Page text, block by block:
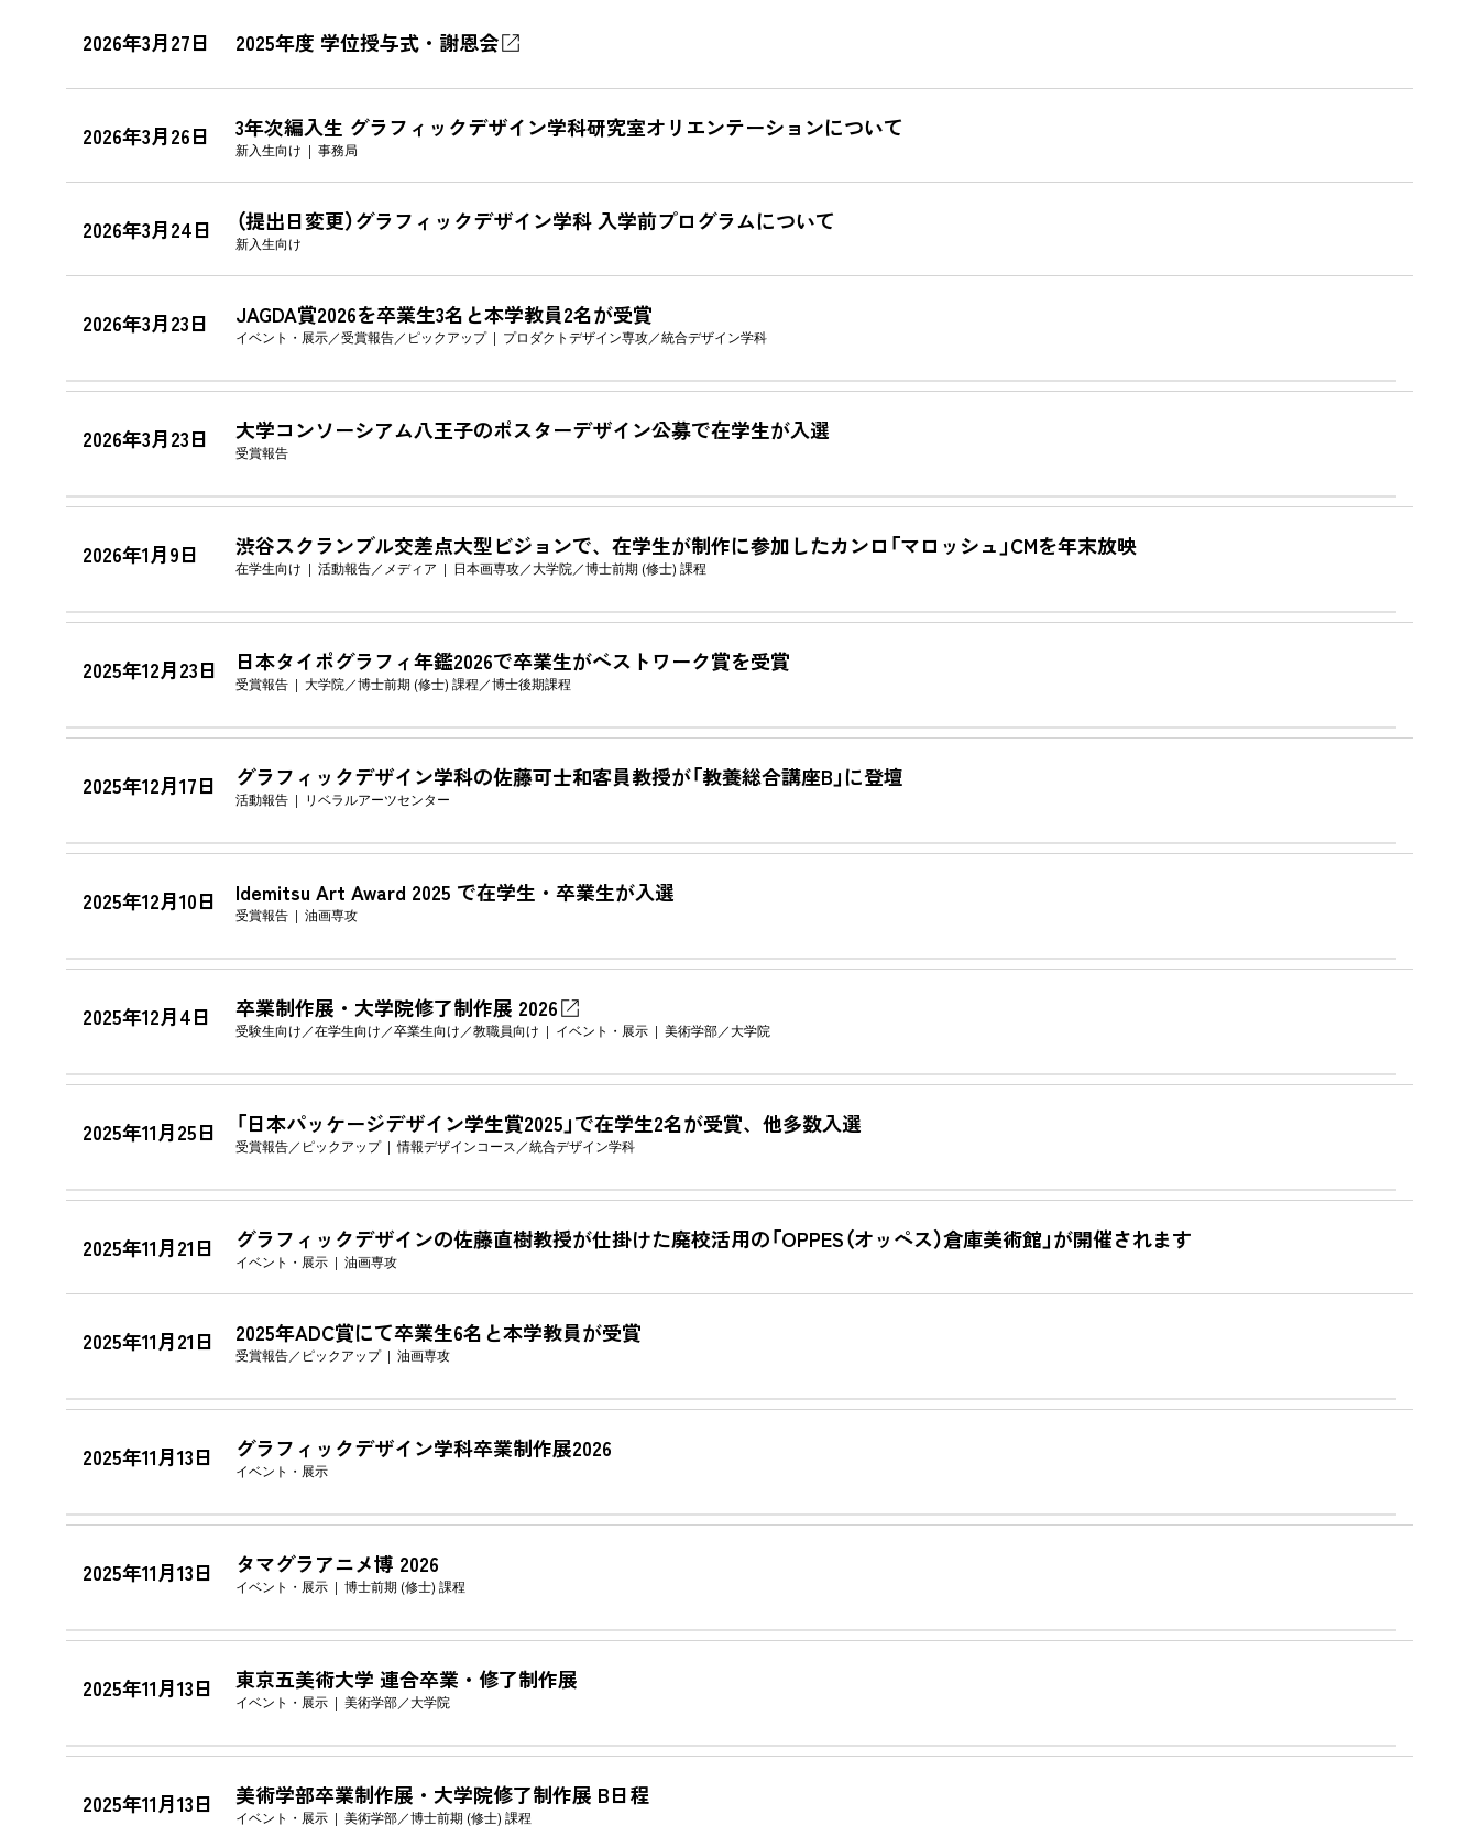
2026年3月27日 2025年度 学位授与式・謝恩会
2026年3月26日 3年次編入生 グラフィックデザイン学科研究室オリエンテーションについて
新入生向け 事務局
2026年3月24日 （提出日変更）グラフィックデザイン学科 入学前プログラムについて
新入生向け
2026年3月23日 JAGDA賞2026を卒業生3名と本学教員2名が受賞
イベント・展示 受賞報告 ピックアップ プロダクトデザイン専攻 統合デザイン学科
2026年3月23日 大学コンソーシアム八王子のポスターデザイン公募で在学生が入選
受賞報告
2026年1月9日 渋谷スクランブル交差点大型ビジョンで、在学生が制作に参加したカンロ「マロッシュ」CMを年末放映
在学生向け 活動報告 メディア 日本画専攻 大学院 博士前期 (修士) 課程
2025年12月23日 日本タイポグラフィ年鑑2026で卒業生がベストワーク賞を受賞
受賞報告 大学院 博士前期 (修士) 課程 博士後期課程
2025年12月17日 グラフィックデザイン学科の佐藤可士和客員教授が「教養総合講座B」に登壇
活動報告 リベラルアーツセンター
2025年12月10日 Idemitsu Art Award 2025 で在学生・卒業生が入選
受賞報告 油画専攻
2025年12月4日 卒業制作展・大学院修了制作展 2026
受験生向け 在学生向け 卒業生向け 教職員向け イベント・展示 美術学部 大学院
2025年11月25日 「日本パッケージデザイン学生賞2025」で在学生2名が受賞、他多数入選
受賞報告 ピックアップ 情報デザインコース 統合デザイン学科
2025年11月21日 グラフィックデザインの佐藤直樹教授が仕掛けた廃校活用の「OPPES（オッペス）倉庫美術館」が開催されます
イベント・展示 油画専攻
2025年11月21日 2025年ADC賞にて卒業生6名と本学教員が受賞
受賞報告 ピックアップ 油画専攻
2025年11月13日 グラフィックデザイン学科卒業制作展2026
イベント・展示
2025年11月13日 タマグラアニメ博 2026
イベント・展示 博士前期 (修士) 課程
2025年11月13日 東京五美術大学 連合卒業・修了制作展
イベント・展示 美術学部 大学院
2025年11月13日 美術学部卒業制作展・大学院修了制作展 B日程
イベント・展示 美術学部 博士前期 (修士) 課程